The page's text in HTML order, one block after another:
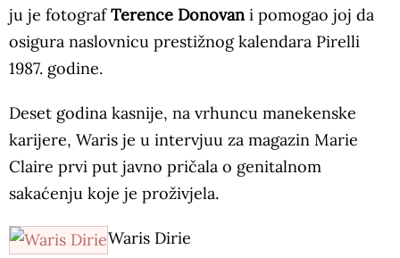
ju je fotografTerence Donovani pomogao joj da
osigura naslovnicu prestižnog kalendara Pirelli
1987. godine.
Deset godina kasnije, na vrhuncu manekenske
karijere, Waris je u intervjuu za magazin Marie
Claire prvi put javno pričala o genitalnom
sakaćenju koje je proživjela.
Waris Dirie